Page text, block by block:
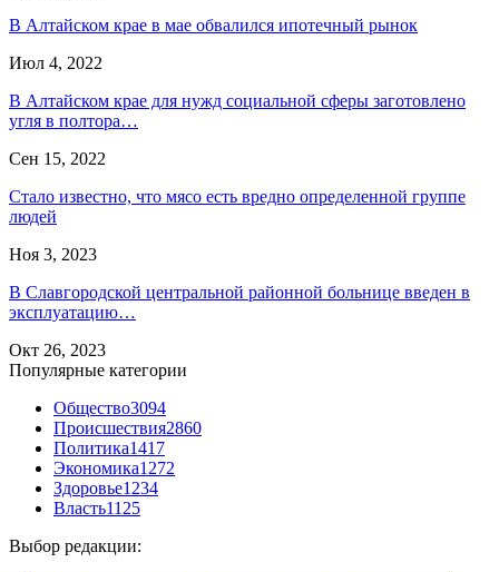
В Алтайском крае в мае обвалился ипотечный рынок
Июл 4, 2022
В Алтайском крае для нужд социальной сферы заготовлено
угля в полтора…
Сен 15, 2022
Стало известно, что мясо есть вредно определенной группе
людей
Ноя 3, 2023
В Славгородской центральной районной больнице введен в
эксплуатацию…
Окт 26, 2023
Популярные категории
Общество3094
Происшествия2860
Политика1417
Экономика1272
Здоровье1234
Власть1125
Выбор редакции: